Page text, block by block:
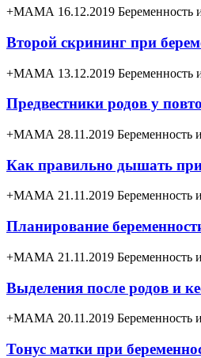
+МАМА 16.12.2019 Беременность
Второй скрининг при
+МАМА 13.12.2019 Беременность
Предвестники родов у
+МАМА 28.11.2019 Беременность
Как правильно дышать при
+МАМА 21.11.2019 Беременность
Планирование
+МАМА 21.11.2019 Беременность
Выделения после родов и
+МАМА 20.11.2019 Беременность
Тонус матки при